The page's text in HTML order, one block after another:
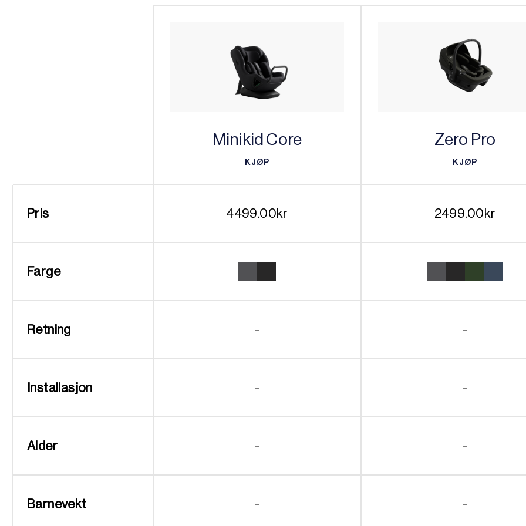
Minikid Core
KJØP
Zero Pro
KJØP
Pris 4499.00kr 2499.00kr
Farge
Retning - -
Installasjon - -
Alder - -
Barnevekt - -